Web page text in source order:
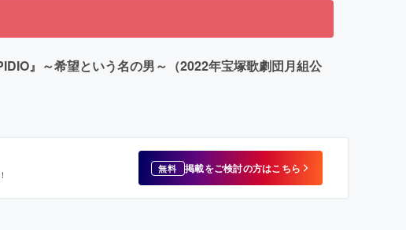
』～希望という名の男～（2022年宝塚歌劇団月組公
無料 掲載をご検討の方はこちら